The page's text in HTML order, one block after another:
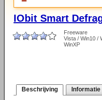
IObit Smart
Freeware
Vista / Win10 /
WinXP
Beschrijving Informatie